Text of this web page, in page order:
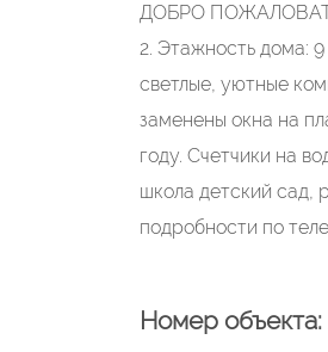
ДОБРО ПОЖАЛОВАТЬ!
2. Этажность дома:
светлые, уютные
заменены окна на
году. Счетчики на
школа детский сад,
подробности по
Номер объекта: